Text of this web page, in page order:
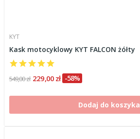
KYT
Kask motocyklowy KYT FALCON żółty
549,00 zł 229,00 zł -58%
Dodaj do koszyka